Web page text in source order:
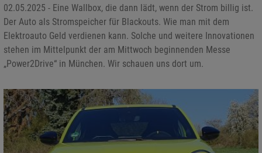
02.05.2025 - Eine Wallbox, die dann lädt, wenn der Strom billig ist.
Der Auto als Stromspeicher für Blackouts. Wie man mit dem
Elektroauto Geld verdienen kann. Solche und weitere Innovationen
stehen im Mittelpunkt der am Mittwoch beginnenden Messe
„Power2Drive“ in München. Wir schauen uns dort um.